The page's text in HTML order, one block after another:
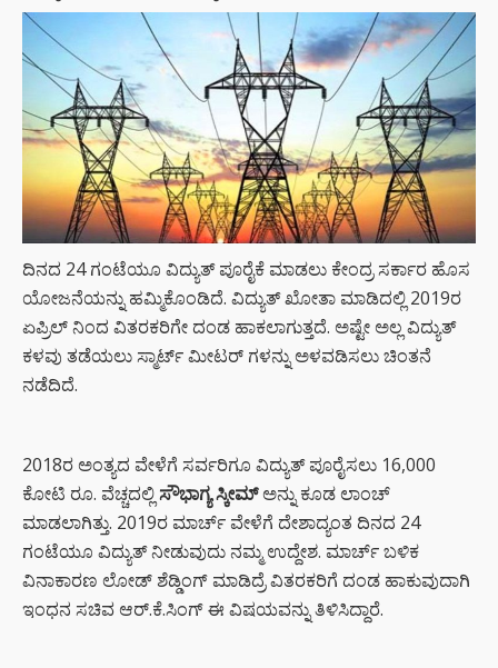
ಸ್ಟೈಲ್‌ಗಾಗಿ
ಕಡಿಮೆ ಬೆಲೆಯ
ಸನ್‌ಗ್ಲಾಸ್
ಧರಿಸುತ್ತೀರಾ?
ಹಾಗಾದರೆ ಈ
ಅಪಾಯಗಳ
ಬಗ್ಗೆ
ತಿಳಿಯಲೇಬೇಕು!
DIGITAL
ARREST
SCAM : ವೃದ್ಧೆ
ಆಸ್ತಿ ಮಾರಿ
ಖಾತೆಯಲ್ಲಿಟ್ಟಿದ್ದ
24 ಕೋಟಿ ರೂ
ಚಿನ್ನದ
ಬೇಡಿಕೆಗೆ
ದೊಡ್ಡ
ಹೊಡೆತ
ಬಿದ್ದಿದೆ.
ಸಿಲ್ಕಿ ಮತ್ತು
ಶೈನಿಂಗ್
ದಿನದ 24 ಗಂಟೆಯೂ ವಿದ್ಯುತ್ ಪೂರೈಕೆ ಮಾಡಲು ಕೇಂದ್ರ ಸರ್ಕಾರ ಹೊಸ
ಯೋಜನೆಯನ್ನು ಹಮ್ಮಿಕೊಂಡಿದೆ. ವಿದ್ಯುತ್ ಖೋತಾ ಮಾಡಿದಲ್ಲಿ 2019ರ
ಏಪ್ರಿಲ್ ನಿಂದ ವಿತರಕರಿಗೇ ದಂಡ ಹಾಕಲಾಗುತ್ತದೆ. ಅಷ್ಟೇ ಅಲ್ಲ ವಿದ್ಯುತ್
ಕಳವು ತಡೆಯಲು ಸ್ಮಾರ್ಟ್ ಮೀಟರ್ ಗಳನ್ನು ಅಳವಡಿಸಲು ಚಿಂತನೆ
ನಡೆದಿದೆ.
2018ರ ಅಂತ್ಯದ ವೇಳೆಗೆ ಸರ್ವರಿಗೂ ವಿದ್ಯುತ್ ಪೂರೈಸಲು 16,000
ಕೋಟಿ ರೂ. ವೆಚ್ಚದಲ್ಲಿಸೌಭಾಗ್ಯ ಸ್ಕೀಮ್ಅನ್ನು ಕೂಡ ಲಾಂಚ್
ಮಾಡಲಾಗಿತ್ತು. 2019ರ ಮಾರ್ಚ್ ವೇಳೆಗೆ ದೇಶಾದ್ಯಂತ ದಿನದ 24
ಗಂಟೆಯೂ ವಿದ್ಯುತ್ ನೀಡುವುದು ನಮ್ಮ ಉದ್ದೇಶ. ಮಾರ್ಚ್ ಬಳಿಕ
ವಿನಾಕಾರಣ ಲೋಡ್ ಶೆಡ್ಡಿಂಗ್ ಮಾಡಿದ್ರೆ ವಿತರಕರಿಗೆ ದಂಡ ಹಾಕುವುದಾಗಿ
ಇಂಧನ ಸಚಿವ ಆರ್.ಕೆ.ಸಿಂಗ್ ಈ ವಿಷಯವನ್ನು ತಿಳಿಸಿದ್ದಾರೆ.